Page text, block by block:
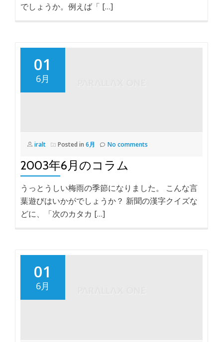
でしょうか。例えば「 […]
01
6月
iralt Posted in 6月 No comments
2003年6月のコラム
うっとうしい梅雨の季節になりました。 こんな言
葉遊びはいかがでしょうか？ 新聞の漢字クイズな
どに、「次のカタカ […]
01
6月